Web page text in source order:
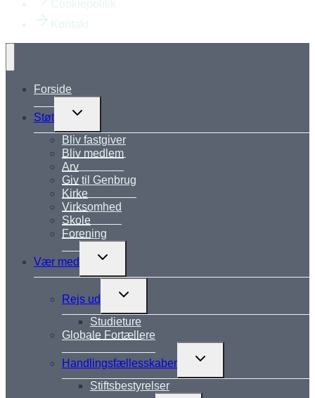
Forside
Støt
Skift
Bliv fastgiver
Bliv medlem
Arv
Giv til Genbrug
Kirke
Virksomhed
Skole
Forening
Vær med
Skift
Rejs ud
Skift
Studieture
Globale Fortællere
Handlingsfællesskaber
Skift
Stiftsbestyrelser